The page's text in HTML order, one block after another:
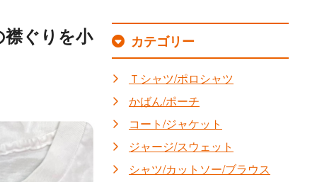
ぐりを小 カテゴリー
Ｔシャツ/ポロシャツ
かばん/ポーチ
コート/ジャケット
ジャージ/スウェット
シャツ/カットソー/ブラウス